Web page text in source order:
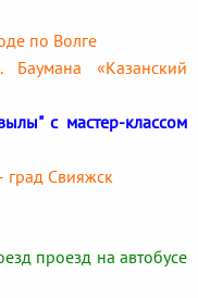
по Волге
«Казанский
с мастер-классом
град Свияжск
проезд на автобусе